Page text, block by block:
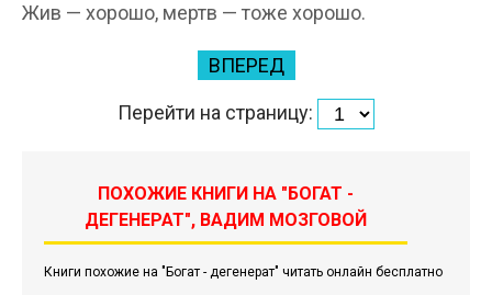
Жив — хорошо, мертв — тоже хорошо.
ВПЕРЕД
Перейти на страницу:
ПОХОЖИЕ КНИГИ НА "БОГАТ -
ДЕГЕНЕРАТ", ВАДИМ МОЗГОВОЙ
Книги похожие на "Богат - дегенерат" читать онлайн бесплатно